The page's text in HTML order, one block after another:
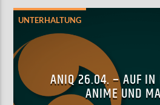
UNTERHALTUNG
ANIQ 26.04. – AUF IN
ANIME UND